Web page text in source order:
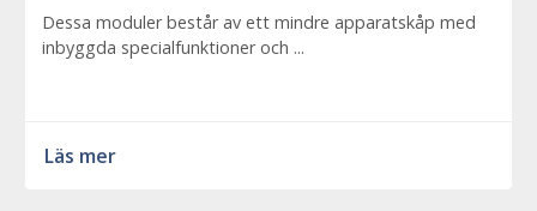
Dessa moduler består av ett mindre apparatskåp med
inbyggda specialfunktioner och ...
Läs mer